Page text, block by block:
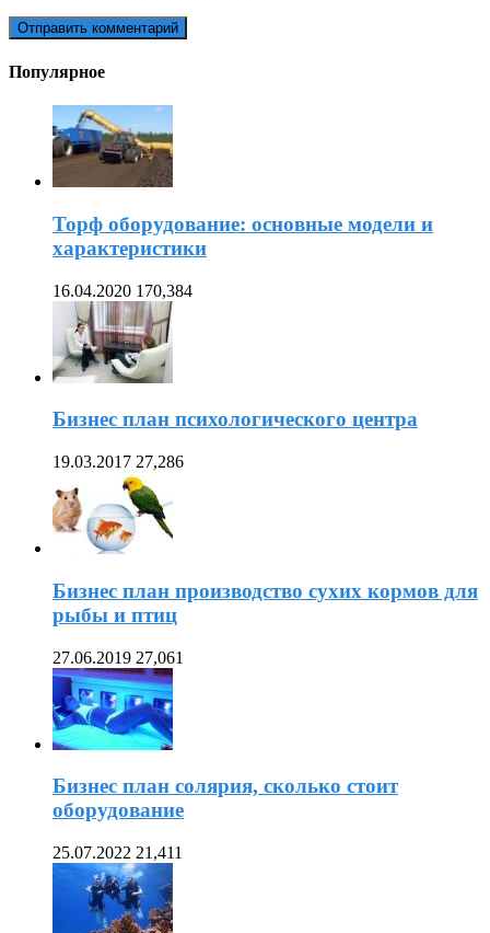
Популярное
Торф оборудование: основные модели и
характеристики
16.04.2020 170,384
Бизнес план психологического центра
19.03.2017 27,286
Бизнес план производство сухих кормов для
рыбы и птиц
27.06.2019 27,061
Бизнес план солярия, сколько стоит
оборудование
25.07.2022 21,411